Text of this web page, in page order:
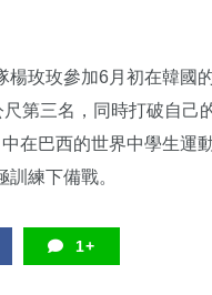
楊玫玫參加6月初在韓國
第三名，同時打破自己
在巴西的世界中學生運
練下備戰。
1+